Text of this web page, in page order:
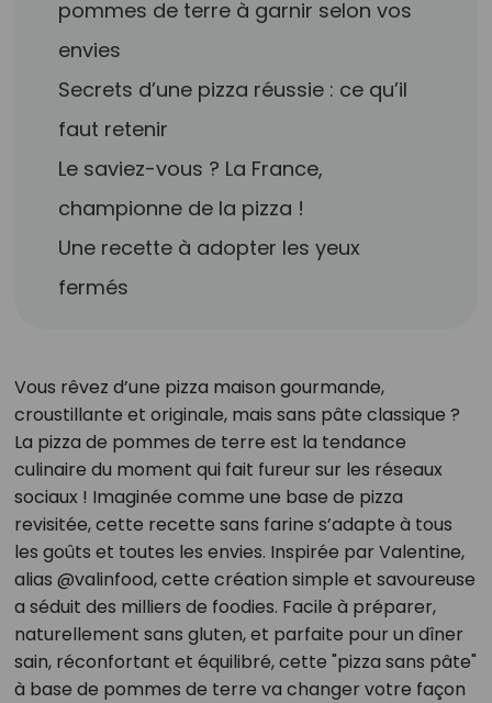
pommes de terre à garnir selon vos
envies
Secrets d’une pizza réussie : ce qu’il
faut retenir
Le saviez-vous ? La France,
championne de la pizza !
Une recette à adopter les yeux
fermés
Vous rêvez d’une pizza maison gourmande,
croustillante et originale, mais sans pâte classique ?
La pizza de pommes de terre est la tendance
culinaire du moment qui fait fureur sur les réseaux
sociaux ! Imaginée comme une base de pizza
revisitée, cette recette sans farine s’adapte à tous
les goûts et toutes les envies. Inspirée par Valentine,
alias @valinfood, cette création simple et savoureuse
a séduit des milliers de foodies. Facile à préparer,
naturellement sans gluten, et parfaite pour un dîner
sain, réconfortant et équilibré, cette "pizza sans pâte"
à base de pommes de terre va changer votre façon